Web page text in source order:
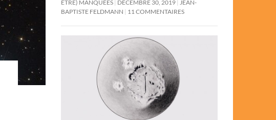
ÊTRE) MANQUÉES DÉCEMBRE 30, 2019 JEAN-
BAPTISTE FELDMANN
11 COMMENTAIRES